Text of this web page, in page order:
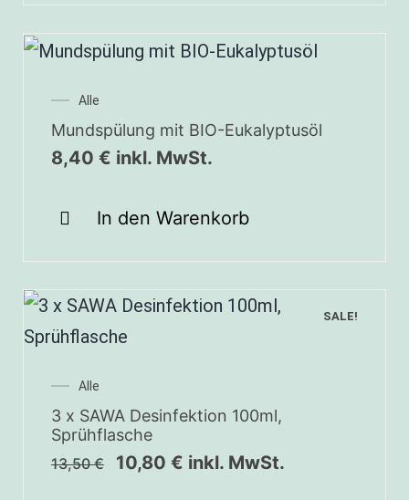
Alle
Mundspülung mit BIO-Eukalyptusöl
8,40 € inkl. MwSt.
In den Warenkorb
SALE!
Alle
3 x SAWA Desinfektion 100ml,
Sprühflasche
13,50€ 10,80 € inkl. MwSt.